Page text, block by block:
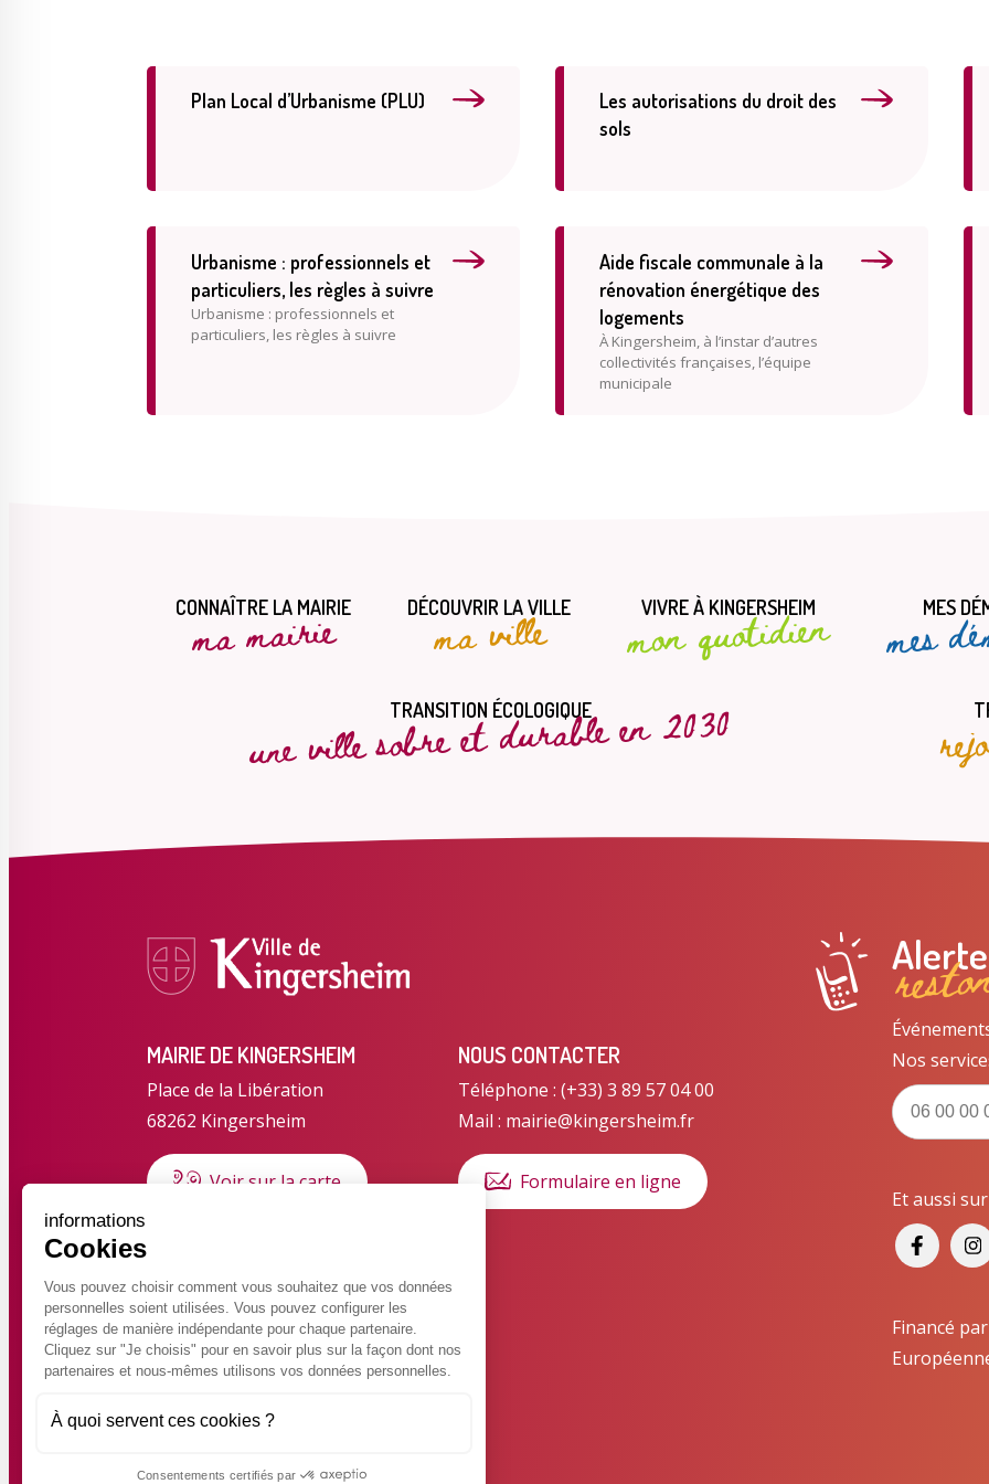
informations
Cookies
Vous pouvez choisir comment vous souhaitez que vos données
personnelles soient utilisées. Vous pouvez configurer les
réglages de manière indépendante pour chaque partenaire.
Cliquez sur "Je choisis" pour en savoir plus sur la façon dont nos
partenaires et nous-mêmes utilisons vos données personnelles.
À quoi servent ces cookies ?
Consentements certifiés par
Plan Local d’Urbanisme (PLU)
Les autorisations du droit des
sols
Urbanisme : professionnels et
particuliers, les règles à suivre
Urbanisme : professionnels et
particuliers, les règles à suivre
Aide fiscale communale à la
rénovation énergétique des
logements
À Kingersheim, à l’instar d’autres
collectivités françaises, l’équipe
municipale
CONNAÎTRE LA MAIRIE
ma mairie DÉCOUVRIR LA VILLE
ma ville VIVRE À KINGERSHEIM
mon quotidien MES
mes
TRANSITION ÉCOLOGIQUE
une ville sobre et durable en 2030
MAIRIE DE KINGERSHEIM
Place de la Libération
68262 Kingersheim
Voir sur la carte
NOUS CONTACTER
Téléphone : (+33) 3 89 57 04 00
Mail : mairie@kingersheim.fr
Formulaire en ligne
Horaires d'été du 6 juillet au 28
août 2026
Lundi au jeudi : 8h30 – 12h
Vendredi : 8h30 – 14h30 en
continu
Nos
Et aussi
Financé